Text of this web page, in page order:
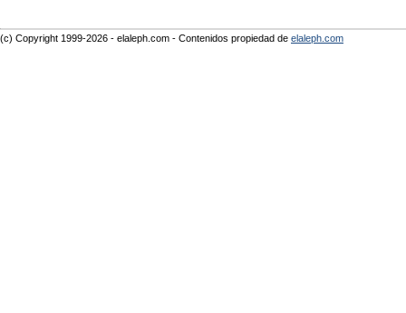
(c) Copyright 1999-2026 - elaleph.com - Contenidos propiedad de elaleph.com